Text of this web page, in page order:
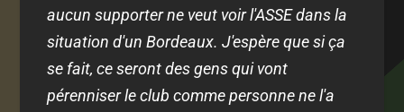
aucun supporter ne veut voir l'ASSE dans la
situation d'un Bordeaux. J'espère que si ça
se fait, ce seront des gens qui vont
pérenniser le club comme personne ne l'a